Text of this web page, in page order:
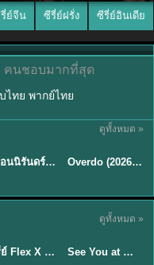
ย์จีน ซีรี่ย์ฝรั่ง ซีรี่ย์อินเดีย
คนชอบมากที่สุด
ไทย พากย์ไทย
ดูทั้งหมด »
ฤดูร้อนนิรันดร์ (2026) Never-Ending Summer พากย์ไทย EP.1-29
ซับไทย
Overdo (2026) รักเกินแค้น พากย์ไทย ซับไทย EP1-33 (จบ)
ดูทั้งหมด »
EP.16
EP. 16 | TH
ดูซีรี่ย์ Flex X Cop คุณชายสายสืบ (2024) พากย์ไทย-ซับไทย EP.1-16 (จบ) ★9
ซับไทย | พากย์
Sub EP. 8 | TH
See You at Work Tomorrow! เจอกันที่ออฟฟิศพรุ่งนี้นะ พากย์ไทย